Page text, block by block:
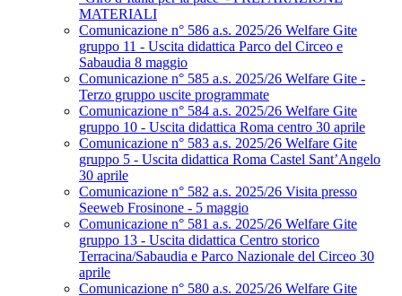
MATERIALI
Comunicazione n° 586 a.s. 2025/26 Welfare Gite
gruppo 11 - Uscita didattica Parco del Circeo e
Sabaudia 8 maggio
Comunicazione n° 585 a.s. 2025/26 Welfare Gite -
Terzo gruppo uscite programmate
Comunicazione n° 584 a.s. 2025/26 Welfare Gite
gruppo 10 - Uscita didattica Roma centro 30 aprile
Comunicazione n° 583 a.s. 2025/26 Welfare Gite
gruppo 5 - Uscita didattica Roma Castel Sant’Angelo
30 aprile
Comunicazione n° 582 a.s. 2025/26 Visita presso
Seeweb Frosinone - 5 maggio
Comunicazione n° 581 a.s. 2025/26 Welfare Gite
gruppo 13 - Uscita didattica Centro storico
Terracina/Sabaudia e Parco Nazionale del Circeo 30
aprile
Comunicazione n° 580 a.s. 2025/26 Welfare Gite